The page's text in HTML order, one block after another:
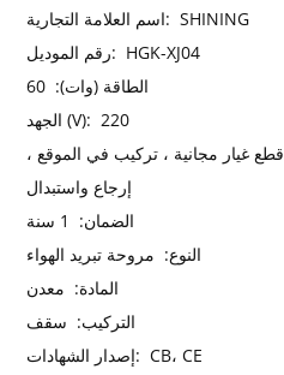
اسم العلامة التجارية: SHINING
رقم الموديل: HGK-XJ04
الطاقة (وات):
الجهد (V): 220
قطع غيار مجانية ، تركيب في الموقع ،
إرجاع واستبدال
الضمان:
النوع: مروحة تبريد الهواء
المادة: معدن
التركيب: سقف
إصدار الشهادات: CB، CE